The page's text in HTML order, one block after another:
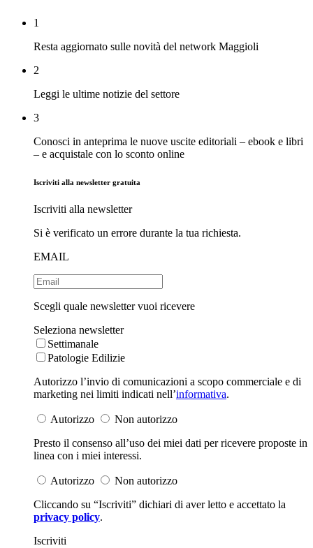
1
Resta aggiornato sulle novità del network Maggioli
2
Leggi le ultime notizie del settore
3
Conosci in anteprima le nuove uscite editoriali – ebook e libri
– e acquistale con lo sconto online
Iscriviti alla newsletter gratuita
Iscriviti alla newsletter
Si è verificato un errore durante la tua richiesta.
EMAIL
Scegli quale newsletter vuoi ricevere
Seleziona newsletter
Settimanale
Patologie Edilizie
Autorizzo l’invio di comunicazioni a scopo commerciale e di
marketing nei limiti indicati nell’informativa.
Autorizzo
Non autorizzo
Presto il consenso all’uso dei miei dati per ricevere proposte in
linea con i miei interessi.
Autorizzo
Non autorizzo
Cliccando su “Iscriviti” dichiari di aver letto e accettato la
privacy policy.
Iscriviti